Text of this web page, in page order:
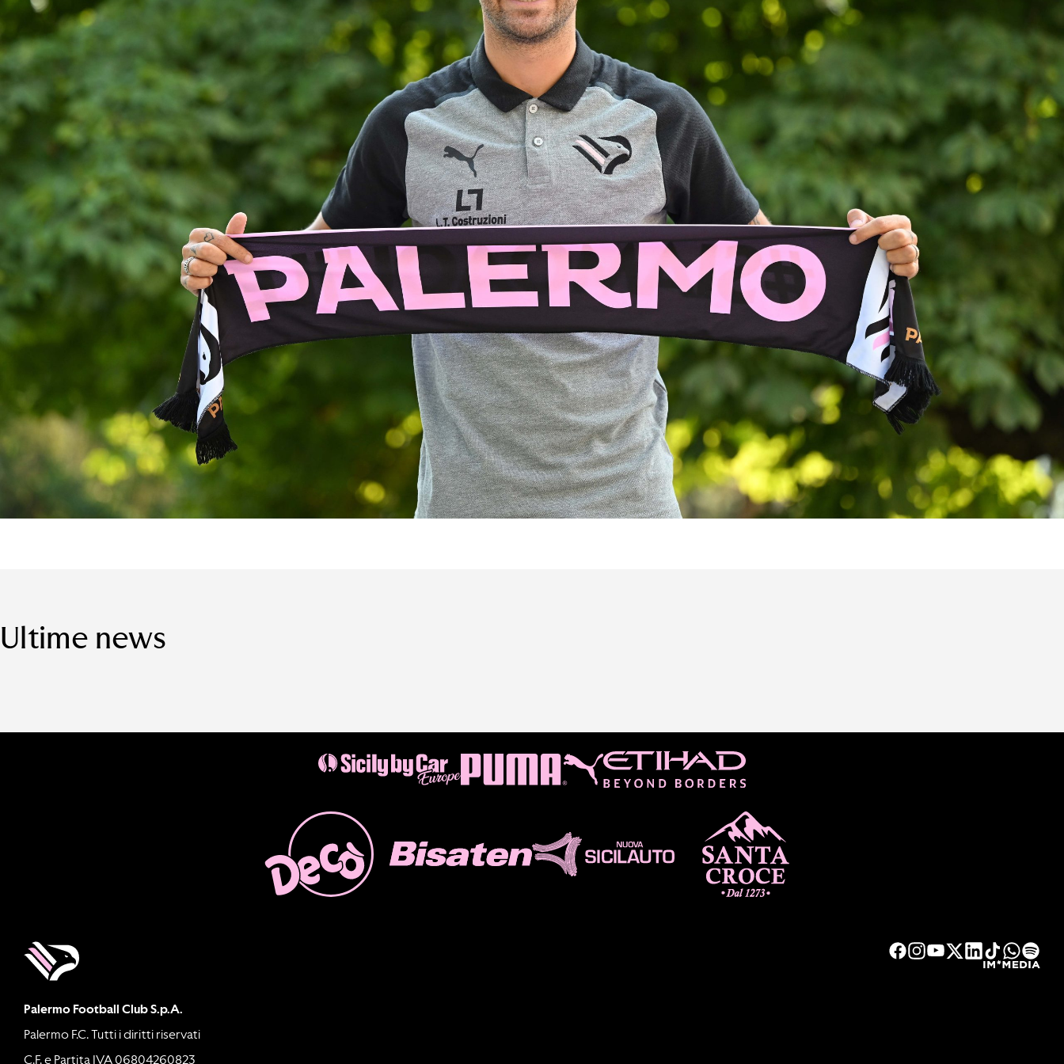
Ultime news
Palermo Football Club S.p.A.
Palermo F.C. Tutti i diritti riservati
C.F. e Partita IVA 06804260823